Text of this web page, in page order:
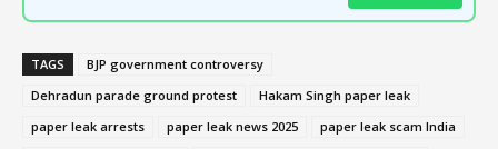
TAGS
BJP government controversy
Dehradun parade ground protest
Hakam Singh paper leak
paper leak arrests
paper leak news 2025
paper leak scam India